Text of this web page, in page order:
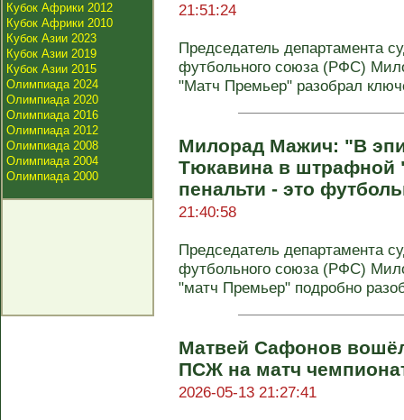
Кубок Африки 2012
Кубок Африки 2010
Кубок Азии 2023
Кубок Азии 2019
Кубок Азии 2015
Олимпиада 2024
Олимпиада 2020
Олимпиада 2016
Олимпиада 2012
Олимпиада 2008
Олимпиада 2004
Олимпиада 2000
21:51:24
Председатель департамента
футбольного союза (РФС)
"Матч Премьер" разобрал
Милорад Мажич: "В
Тюкавина в штрафной
пенальти - это
21:40:58
Председатель департамента
футбольного союза (РФС)
"матч Премьер" подробно
Матвей Сафонов
ПСЖ на матч
2026-05-13 21:27:41